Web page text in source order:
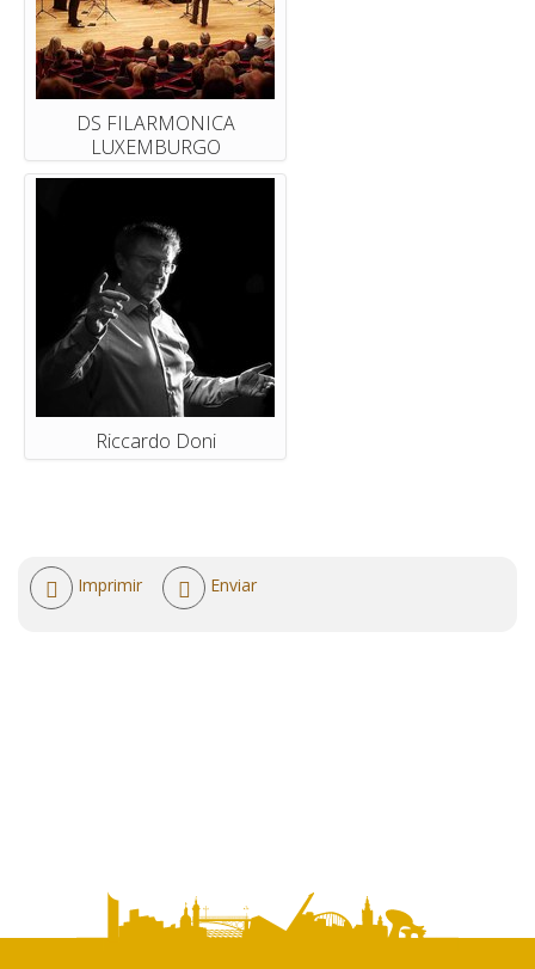
DS FILARMONICA
LUXEMBURGO
Riccardo Doni
Acciones
Imprimir Enviar